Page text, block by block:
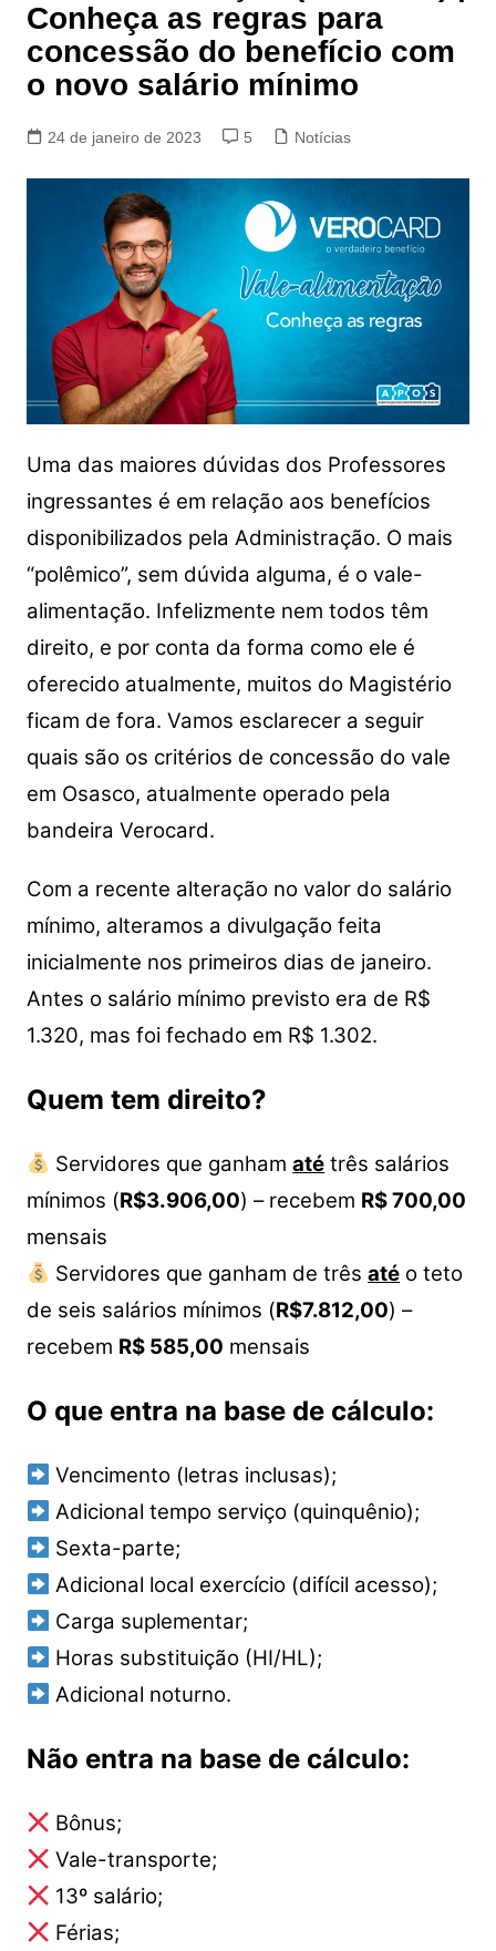
Conheça as regras para
concessão do benefício com
o novo salário mínimo
24 de janeiro de 2023 5 Notícias
Uma das maiores dúvidas dos Professores
ingressantes é em relação aos benefícios
disponibilizados pela Administração. O mais
“polêmico”, sem dúvida alguma, é o vale-
alimentação. Infelizmente nem todos têm
direito, e por conta da forma como ele é
oferecido atualmente, muitos do Magistério
ficam de fora. Vamos esclarecer a seguir
quais são os critérios de concessão do vale
em Osasco, atualmente operado pela
bandeira Verocard.
Com a recente alteração no valor do salário
mínimo, alteramos a divulgação feita
inicialmente nos primeiros dias de janeiro.
Antes o salário mínimo previsto era de R$
1.320, mas foi fechado em R$ 1.302.
Quem tem direito?
Servidores que ganhamaté três salários
mínimos (R$3.906,00) – recebem R$ 700,00
mensais
Servidores que ganham de trêsaté o teto
de seis salários mínimos (R$7.812,00) –
recebem R$ 585,00 mensais
O que entra na base de cálculo:
Vencimento (letras inclusas);
Adicional tempo serviço (quinquênio);
Sexta-parte;
Adicional local exercício (difícil acesso);
Carga suplementar;
Horas substituição (HI/HL);
Adicional noturno.
Não entra na base de cálculo:
Bônus;
Vale-transporte;
13º salário;
Férias;